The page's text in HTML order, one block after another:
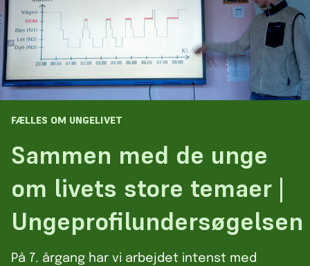
FÆLLES OM UNGELIVET
Sammen med de unge
om livets store temaer |
Ungeprofilundersøgelsen
På 7. årgang har vi arbejdet intenst med